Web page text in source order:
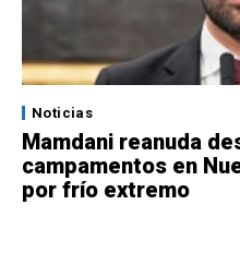
Noticias
Mamdani reanuda
campamentos en
por frío extremo